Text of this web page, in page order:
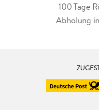
100 Tage
Abholung